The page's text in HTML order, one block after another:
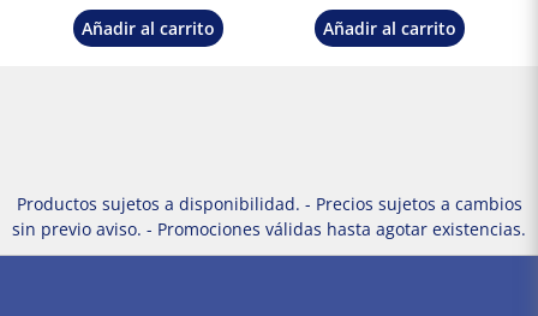
Añadir al carrito Añadir al carrito
Productos sujetos a disponibilidad. - Precios sujetos a cambios
sin previo aviso. - Promociones válidas hasta agotar existencias.